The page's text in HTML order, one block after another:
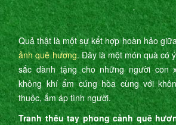
’
Quả thật là một sự kết hợp hoàn hảo
ảnh quê hương. Đây là một món quà có
sắc dành tặng cho những người con
không khí ấm cúng hòa cùng với
thuộc, ấm áp tình người.
Tranh thêu tay phong cảnh quê